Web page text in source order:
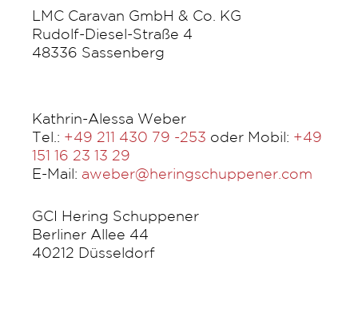
LMC Caravan GmbH & Co. KG
Rudolf-Diesel-Straße 4
48336 Sassenberg
Kathrin-Alessa Weber
Tel.: +49 211 430 79 -253 oder Mobil: +49
151 16 23 13 29
E-Mail: aweber@heringschuppener.com
GCI Hering Schuppener
Berliner Allee 44
40212 Düsseldorf